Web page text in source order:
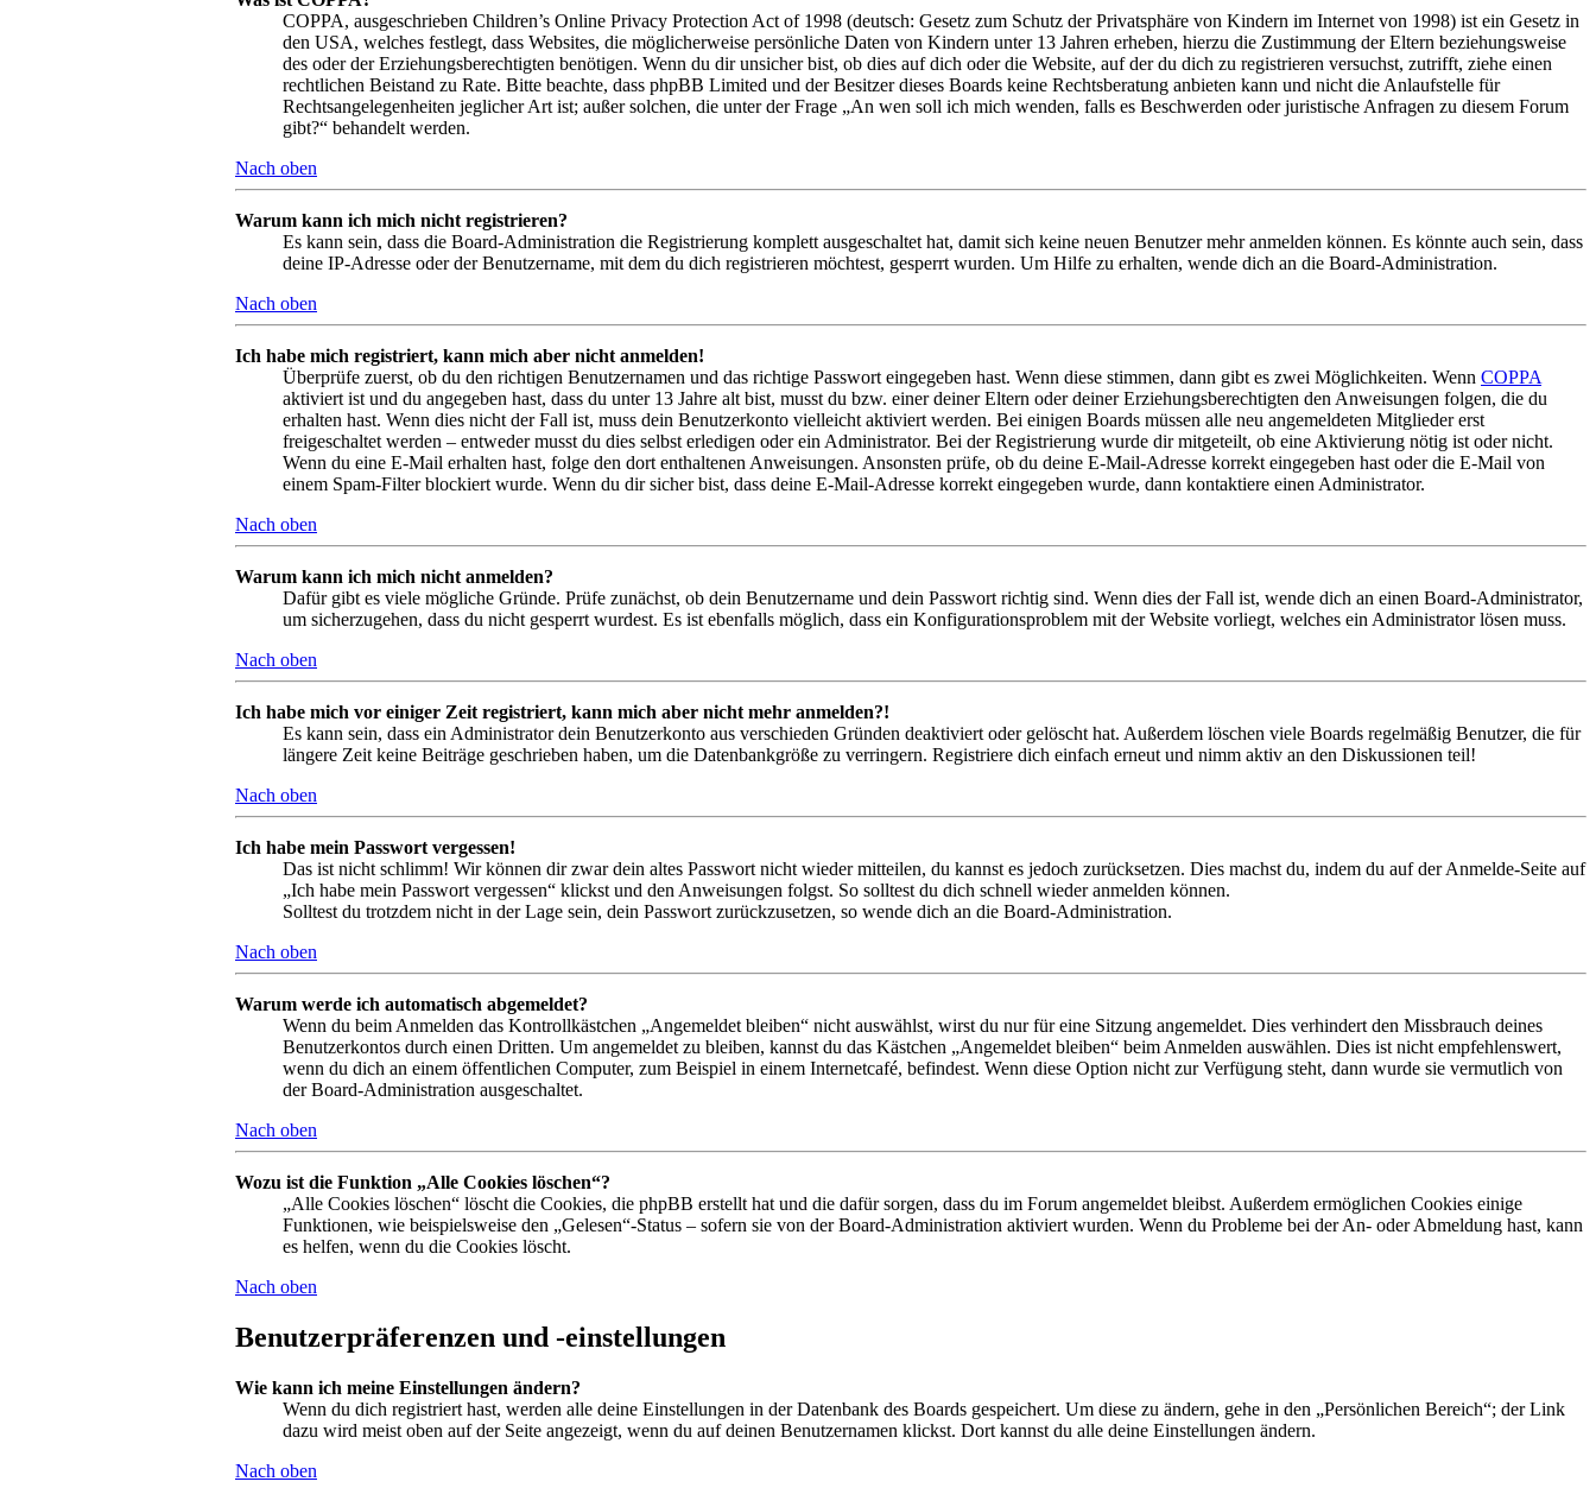
COPPA, ausgeschrieben Children’s Online Privacy Protection Act of 1998 (deutsch: Gesetz zum Schutz der Privatsphäre von Kindern im Internet von 1998) ist ein Gesetz in
den USA, welches festlegt, dass Websites, die möglicherweise persönliche Daten von Kindern unter 13 Jahren erheben, hierzu die Zustimmung der Eltern beziehungsweise
des oder der Erziehungsberechtigten benötigen. Wenn du dir unsicher bist, ob dies auf dich oder die Website, auf der du dich zu registrieren versuchst, zutrifft, ziehe einen
rechtlichen Beistand zu Rate. Bitte beachte, dass phpBB Limited und der Besitzer dieses Boards keine Rechtsberatung anbieten kann und nicht die Anlaufstelle für
Rechtsangelegenheiten jeglicher Art ist; außer solchen, die unter der Frage „An wen soll ich mich wenden, falls es Beschwerden oder juristische Anfragen zu diesem Forum
gibt?“ behandelt werden.
Nach oben
Warum kann ich mich nicht registrieren?
Es kann sein, dass die Board-Administration die Registrierung komplett ausgeschaltet hat, damit sich keine neuen Benutzer mehr anmelden können. Es könnte auch sein, dass
deine IP-Adresse oder der Benutzername, mit dem du dich registrieren möchtest, gesperrt wurden. Um Hilfe zu erhalten, wende dich an die Board-Administration.
Nach oben
Ich habe mich registriert, kann mich aber nicht anmelden!
Überprüfe zuerst, ob du den richtigen Benutzernamen und das richtige Passwort eingegeben hast. Wenn diese stimmen, dann gibt es zwei Möglichkeiten. Wenn COPPA
aktiviert ist und du angegeben hast, dass du unter 13 Jahre alt bist, musst du bzw. einer deiner Eltern oder deiner Erziehungsberechtigten den Anweisungen folgen, die du
erhalten hast. Wenn dies nicht der Fall ist, muss dein Benutzerkonto vielleicht aktiviert werden. Bei einigen Boards müssen alle neu angemeldeten Mitglieder erst
freigeschaltet werden – entweder musst du dies selbst erledigen oder ein Administrator. Bei der Registrierung wurde dir mitgeteilt, ob eine Aktivierung nötig ist oder nicht.
Wenn du eine E-Mail erhalten hast, folge den dort enthaltenen Anweisungen. Ansonsten prüfe, ob du deine E-Mail-Adresse korrekt eingegeben hast oder die E-Mail von
einem Spam-Filter blockiert wurde. Wenn du dir sicher bist, dass deine E-Mail-Adresse korrekt eingegeben wurde, dann kontaktiere einen Administrator.
Nach oben
Warum kann ich mich nicht anmelden?
Dafür gibt es viele mögliche Gründe. Prüfe zunächst, ob dein Benutzername und dein Passwort richtig sind. Wenn dies der Fall ist, wende dich an einen Board-Administrator,
um sicherzugehen, dass du nicht gesperrt wurdest. Es ist ebenfalls möglich, dass ein Konfigurationsproblem mit der Website vorliegt, welches ein Administrator lösen muss.
Nach oben
Ich habe mich vor einiger Zeit registriert, kann mich aber nicht mehr anmelden?!
Es kann sein, dass ein Administrator dein Benutzerkonto aus verschieden Gründen deaktiviert oder gelöscht hat. Außerdem löschen viele Boards regelmäßig Benutzer, die für
längere Zeit keine Beiträge geschrieben haben, um die Datenbankgröße zu verringern. Registriere dich einfach erneut und nimm aktiv an den Diskussionen teil!
Nach oben
Ich habe mein Passwort vergessen!
Das ist nicht schlimm! Wir können dir zwar dein altes Passwort nicht wieder mitteilen, du kannst es jedoch zurücksetzen. Dies machst du, indem du auf der Anmelde-Seite auf
„Ich habe mein Passwort vergessen“ klickst und den Anweisungen folgst. So solltest du dich schnell wieder anmelden können.
Solltest du trotzdem nicht in der Lage sein, dein Passwort zurückzusetzen, so wende dich an die Board-Administration.
Nach oben
Warum werde ich automatisch abgemeldet?
Wenn du beim Anmelden das Kontrollkästchen „Angemeldet bleiben“ nicht auswählst, wirst du nur für eine Sitzung angemeldet. Dies verhindert den Missbrauch deines
Benutzerkontos durch einen Dritten. Um angemeldet zu bleiben, kannst du das Kästchen „Angemeldet bleiben“ beim Anmelden auswählen. Dies ist nicht empfehlenswert,
wenn du dich an einem öffentlichen Computer, zum Beispiel in einem Internetcafé, befindest. Wenn diese Option nicht zur Verfügung steht, dann wurde sie vermutlich von
der Board-Administration ausgeschaltet.
Nach oben
Wozu ist die Funktion „Alle Cookies löschen“?
„Alle Cookies löschen“ löscht die Cookies, die phpBB erstellt hat und die dafür sorgen, dass du im Forum angemeldet bleibst. Außerdem ermöglichen Cookies einige
Funktionen, wie beispielsweise den „Gelesen“-Status – sofern sie von der Board-Administration aktiviert wurden. Wenn du Probleme bei der An- oder Abmeldung hast, kann
es helfen, wenn du die Cookies löscht.
Nach oben
Benutzerpräferenzen und -einstellungen
Wie kann ich meine Einstellungen ändern?
Wenn du dich registriert hast, werden alle deine Einstellungen in der Datenbank des Boards gespeichert. Um diese zu ändern, gehe in den „Persönlichen Bereich“; der Link
dazu wird meist oben auf der Seite angezeigt, wenn du auf deinen Benutzernamen klickst. Dort kannst du alle deine Einstellungen ändern.
Nach oben